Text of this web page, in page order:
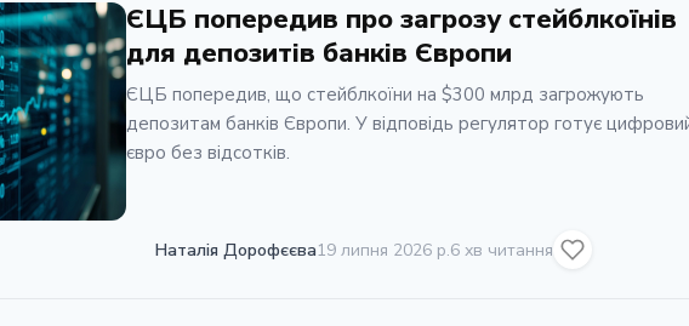
ЄЦБ попередив про загрозу стейблкоїнів
для депозитів банків Європи
ЄЦБ попередив, що стейблкоїни на $300 млрд загрожують
депозитам банків Європи. У відповідь регулятор готує
євро без відсотків.
Наталія Дорофєєва19 липня 2026 р.6 хв читання